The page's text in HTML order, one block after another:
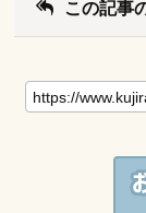
この記事